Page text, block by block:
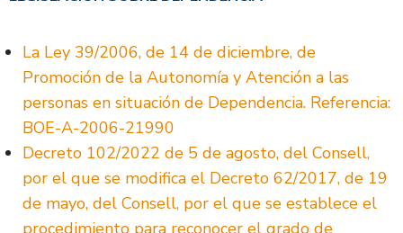
La Ley 39/2006, de 14 de diciembre, de
Promoción de la Autonomía y Atención a las
personas en situación de Dependencia. Referencia:
BOE-A-2006-21990
Decreto 102/2022 de 5 de agosto, del Consell,
por el que se modifica el Decreto 62/2017, de 19
de mayo, del Consell, por el que se establece el
procedimiento para reconocer el grado de